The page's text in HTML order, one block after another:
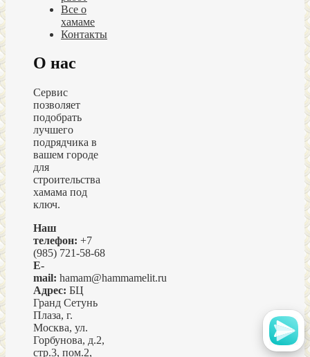
Все о
хамаме
Контакты
О нас
Сервис
позволяет
подобрать
лучшего
подрядчика в
вашем городе
для
строительства
хамама под
ключ.
Наш
телефон: +7
(985) 721-58-68
E-
mail: hamam@hammamelit.ru
Адрес: БЦ
Гранд Сетунь
Плаза, г.
Москва, ул.
Горбунова, д.2,
стр.3, пом.2,